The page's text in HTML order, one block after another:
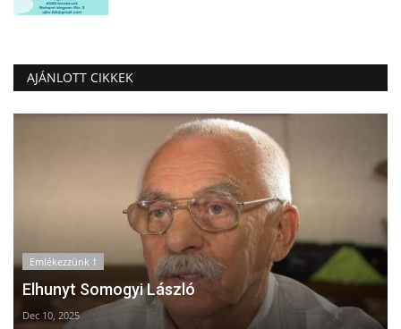
AJÁNLOTT CIKKEK
Emlékezzünk †
Elhunyt Somogyi László
Dec 10, 2025